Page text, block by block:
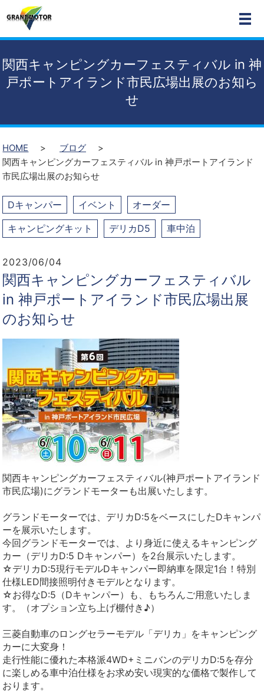
関西キャンピングカーフェスティバル in 神
戸ポートアイランド市民広場出展のお知ら
せ
HOME
ブログ
関西キャンピングカーフェスティバル in 神戸ポートアイランド
市民広場出展のお知らせ
Dキャンパー イベント オーダー
キャンピングキット デリカD5 車中泊
2023/06/04
関西キャンピングカーフェスティバル
in 神戸ポートアイランド市民広場出展
のお知らせ
関西キャンピングカーフェスティバル(神戸ポートアイランド
市民広場)にグランドモーターも出展いたします。
グランドモーターでは、デリカD:5をベースにしたDキャンパ
ーを展示いたします。
今回グランドモーターでは、より身近に使えるキャンピング
カー（デリカD:5 Dキャンパー）を2台展示いたします。
☆デリカD:5現行モデルDキャンパー即納車を限定1台！特別
仕様LED間接照明付きモデルとなります。
☆お得なD:5（Dキャンパー）も、もちろんご用意いたしま
す。（オプション立ち上げ棚付き♪）
三菱自動車のロングセラーモデル「デリカ」をキャンピング
カーに大変身！
走行性能に優れた本格派4WD+ミニバンのデリカD:5を存分
に楽しめる車中泊仕様をお求め安い現実的な価格で製作して
おります。